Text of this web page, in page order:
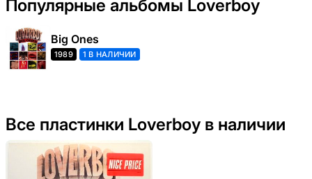
Популярные альбомы Loverboy
Big Ones
1989 1 В НАЛИЧИИ
Все пластинки Loverboy в наличии